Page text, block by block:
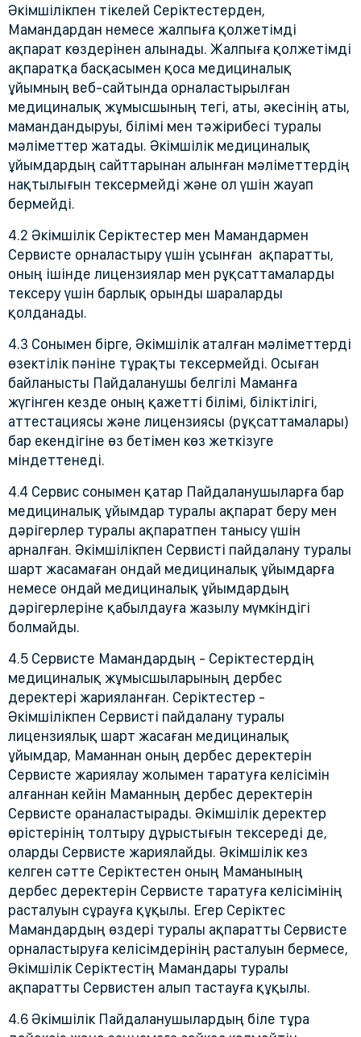
Әкімшілікпен тікелей Серіктестерден,
Мамандардан немесе жалпыға қолжетімді
ақпарат көздерінен алынады. Жалпыға қолжетімді
ақпаратқа басқасымен қоса медициналық
ұйымның веб-сайтында орналастырылған
медициналық жұмысшының тегі, аты, әкесінің аты,
мамандандыруы, білімі мен тәжірибесі туралы
мәліметтер жатады. Әкімшілік медициналық
ұйымдардың сайттарынан алынған мәліметтердің
нақтылығын тексермейді және ол үшін жауап
бермейді.
4.2 Әкімшілік Серіктестер мен Мамандармен
Сервисте орналастыру үшін ұсынған ақпаратты,
оның ішінде лицензиялар мен рұқсаттамаларды
тексеру үшін барлық орынды шараларды
қолданады.
4.3 Сонымен бірге, Әкімшілік аталған мәліметтерді
өзектілік пәніне тұрақты тексермейді. Осыған
байланысты Пайдаланушы белгілі Маманға
жүгінген кезде оның қажетті білімі, біліктілігі,
аттестациясы және лицензиясы (рұқсаттамалары)
бар екендігіне өз бетімен көз жеткізуге
міндеттенеді.
4.4 Сервис сонымен қатар Пайдаланушыларға бар
медициналық ұйымдар туралы ақпарат беру мен
дәрігерлер туралы ақпаратпен танысу үшін
арналған. Әкімшілікпен Сервисті пайдалану туралы
шарт жасамаған ондай медициналық ұйымдарға
немесе ондай медициналық ұйымдардың
дәрігерлеріне қабылдауға жазылу мүмкіндігі
болмайды.
4.5 Сервисте Мамандардың - Серіктестердің
медициналық жұмысшыларының дербес
деректері жарияланған. Серіктестер -
Әкімшілікпен Сервисті пайдалану туралы
лицензиялық шарт жасаған медициналық
ұйымдар, Маманнан оның дербес деректерін
Сервисте жариялау жолымен таратуға келісімін
алғаннан кейін Маманның дербес деректерін
Сервисте ораналастырады. Әкімшілік деректер
өрістерінің толтыру дұрыстығын тексереді де,
оларды Сервисте жариялайды. Әкімшілік кез
келген сәтте Серіктестен оның Маманының
дербес деректерін Сервисте таратуға келісімінің
расталуын сұрауға құқылы. Егер Серіктес
Мамандардың өздері туралы ақпаратты Сервисте
орналастыруға келісімдерінің расталуын бермесе,
Әкімшілік Серіктестің Мамандары туралы
ақпаратты Сервистен алып тастауға құқылы.
4.6 Әкімшілік Пайдаланушылардың біле тұра